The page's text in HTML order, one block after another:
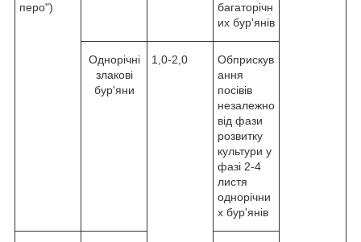
перо")
багаторічн
их бур'янів
Однорічні
злакові
бур'яни
1,0-2,0
Обприскув
ання
посівів
незалежно
від фази
розвитку
культури у
фазі 2-4
листя
однорічни
х бур'янів